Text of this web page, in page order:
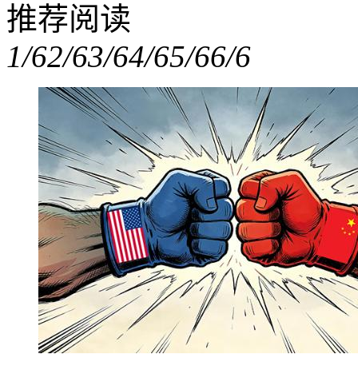
推荐阅读
1/62/63/64/65/66/6